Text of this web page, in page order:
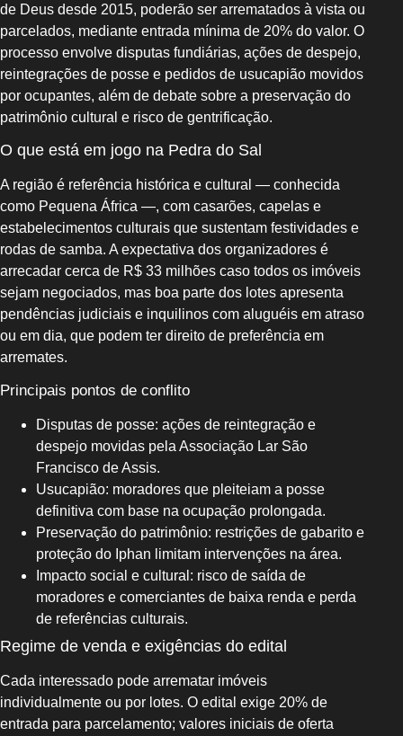
de Deus desde 2015, poderão ser arrematados à vista ou
parcelados, mediante entrada mínima de 20% do valor. O
processo envolve disputas fundiárias, ações de despejo,
reintegrações de posse e pedidos de usucapião movidos
por ocupantes, além de debate sobre a preservação do
patrimônio cultural e risco de gentrificação.
O que está em jogo na Pedra do Sal
A região é referência histórica e cultural — conhecida
como Pequena África —, com casarões, capelas e
estabelecimentos culturais que sustentam festividades e
rodas de samba. A expectativa dos organizadores é
arrecadar cerca de R$ 33 milhões caso todos os imóveis
sejam negociados, mas boa parte dos lotes apresenta
pendências judiciais e inquilinos com aluguéis em atraso
ou em dia, que podem ter direito de preferência em
arremates.
Principais pontos de conflito
Disputas de posse: ações de reintegração e
despejo movidas pela Associação Lar São
Francisco de Assis.
Usucapião: moradores que pleiteiam a posse
definitiva com base na ocupação prolongada.
Preservação do patrimônio: restrições de gabarito e
proteção do Iphan limitam intervenções na área.
Impacto social e cultural: risco de saída de
moradores e comerciantes de baixa renda e perda
de referências culturais.
Regime de venda e exigências do edital
Cada interessado pode arrematar imóveis
individualmente ou por lotes. O edital exige 20% de
entrada para parcelamento; valores iniciais de oferta